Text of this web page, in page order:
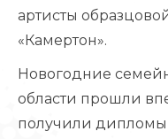
артисты
«Камертон».
Новогодние
области прошли
получили